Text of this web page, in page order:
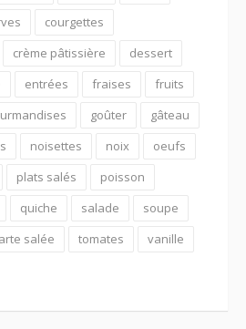
courgettes
crème pâtissière
dessert
entrées fraises
fruits
goûter
gâteau
noisettes noix
oeufs
plats salés
poisson
quiche salade
soupe
salée tomates
vanille